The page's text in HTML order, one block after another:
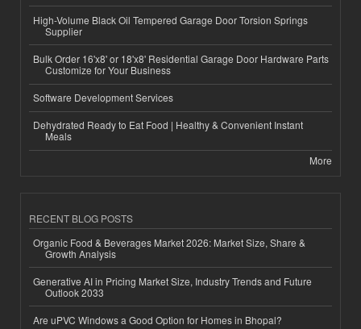
High-Volume Black Oil Tempered Garage Door Torsion Springs
Supplier
Bulk Order 16'x8' or 18'x8' Residential Garage Door Hardware Parts
Customize for Your Business
Software Development Services
Dehydrated Ready to Eat Food | Healthy & Convenient Instant
Meals
More
RECENT BLOG POSTS
Organic Food & Beverages Market 2026: Market Size, Share &
Growth Analysis
Generative AI in Pricing Market Size, Industry Trends and Future
Outlook 2033
Are uPVC Windows a Good Option for Homes in Bhopal?